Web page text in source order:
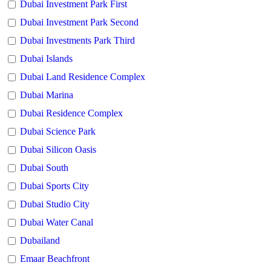
Dubai Investment Park First
Dubai Investment Park Second
Dubai Investments Park Third
Dubai Islands
Dubai Land Residence Complex
Dubai Marina
Dubai Residence Complex
Dubai Science Park
Dubai Silicon Oasis
Dubai South
Dubai Sports City
Dubai Studio City
Dubai Water Canal
Dubailand
Emaar Beachfront